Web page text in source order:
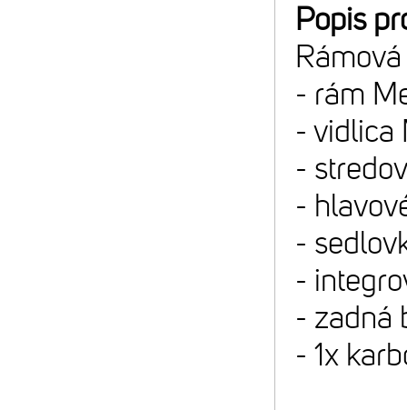
Popis
- rám
- vidlica
-
-
-
-
- zadná
- 1x